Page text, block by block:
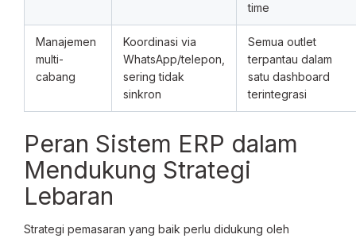
time
Manajemen
multi-
cabang
Koordinasi via
WhatsApp/telepon,
sering tidak
sinkron
Semua outlet
terpantau dalam
satu dashboard
terintegrasi
Peran Sistem ERP dalam
Mendukung Strategi
Lebaran
Strategi pemasaran yang baik perlu didukung oleh